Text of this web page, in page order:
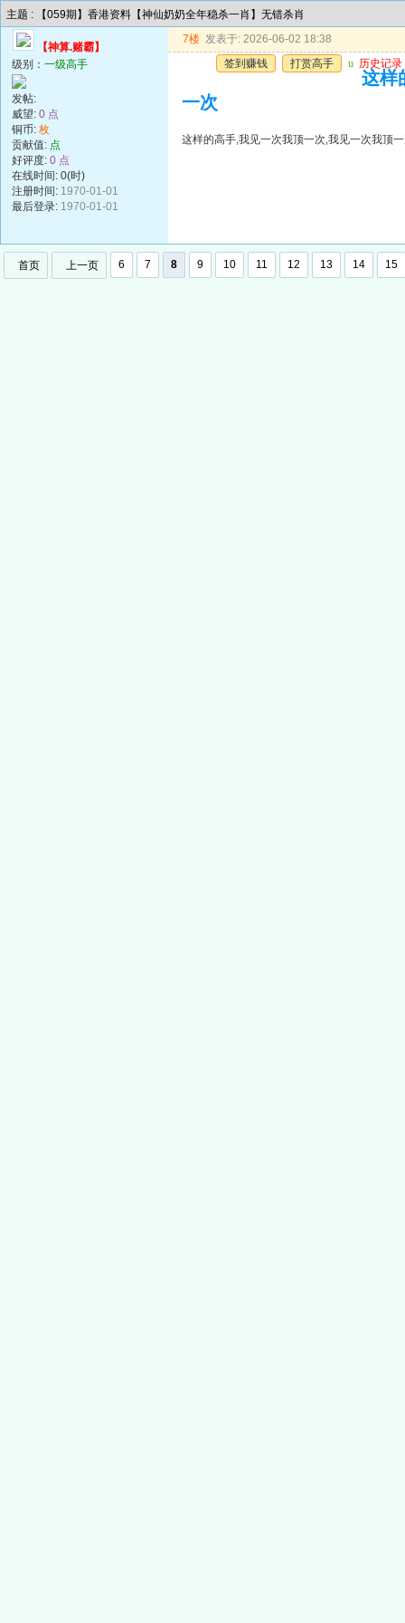
主题 : 【059期】香港资料【神仙奶奶全年稳杀一肖】无错杀肖
【神算.赌霸】
级别： 一级高手
发帖:
威望: 0 点
铜币: 枚
贡献值: 点
好评度: 0 点
在线时间: 0(时)
注册时间: 1970-01-01
最后登录: 1970-01-01
7楼 发表于: 2026-06-02 18:38
签到赚钱
打赏高手 u 历史记录
这样
一次
这样的高手,我见一次我顶一次,我见一次我顶
首页 上一页 6 7 8 9 10 11 12 13 14 15